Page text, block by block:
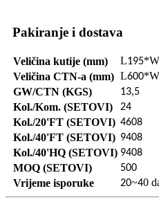
Pakiranje i dostava
Veličina kutije (mm) L195*W
Veličina CTN-a (mm) L600*W
GW/CTN (KGS)
13,5
Kol./Kom. (SETOVI) 24
Kol./20'FT (SETOVI) 4608
Kol./40'FT (SETOVI) 9408
Kol./40'HQ (SETOVI) 9408
MOQ (SETOVI) 500
Vrijeme isporuke 20~40